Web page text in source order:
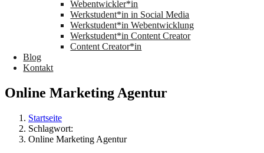
Webentwickler*in
Werkstudent*in in Social Media
Werkstudent*in Webentwicklung
Werkstudent*in Content Creator
Content Creator*in
Blog
Kontakt
Online Marketing Agentur
Startseite
Schlagwort:
Online Marketing Agentur